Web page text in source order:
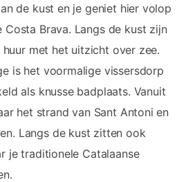
de kust en je geniet hier volop
Costa Brava. Langs de kust zijn
huur met het uitzicht over zee.
is het voormalige vissersdorp
als knusse badplaats. Vanuit
het strand van Sant Antoni en
Langs de kust zitten ook
je traditionele Catalaanse